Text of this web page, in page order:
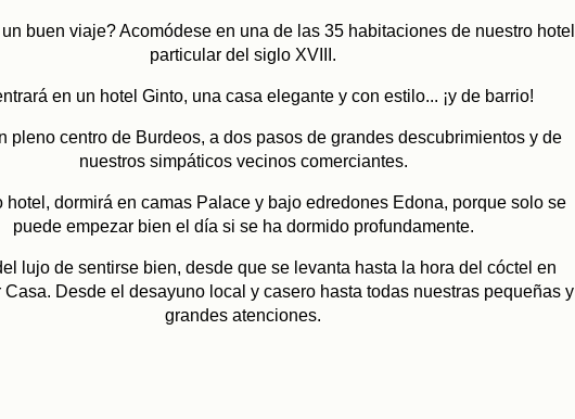
buen viaje? Acomódese en una de las 35 habitaciones de nuestro hotel
particular del siglo XVIII.
en un hotel Ginto, una casa elegante y con estilo... ¡y de barrio!
pleno centro de Burdeos, a dos pasos de grandes descubrimientos y de
nuestros simpáticos vecinos comerciantes.
hotel, dormirá en camas Palace y bajo edredones Edona, porque solo se
puede empezar bien el día si se ha dormido profundamente.
lujo de sentirse bien, desde que se levanta hasta la hora del cóctel en
Casa. Desde el desayuno local y casero hasta todas nuestras pequeñas y
grandes atenciones.